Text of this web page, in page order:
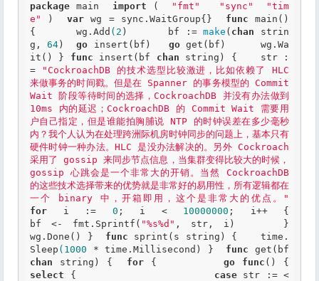
package main import "fmt" "sync"
"tim
e"
) var wg = sync.WaitGroup{} func main()
{ 	wg.Add (2 ) 	bf := make ( chan
strin
g , 64 ) go go get(bf) 	wg.Wa
it() } func insert(bf chan string ) { 	str :
=
"CockroachDB 的技术选型比较激进，比如依赖了 HLC
来做事务的时间戳。但是在 Spanner 的事务模型的 Commit
Wait 阶段等待时间的选择，CockroachDB 并没有办法做到
10ms 内的延迟；CockroachDB 的 Commit Wait 需要用
户自己指定，但是谁能拍胸脯说 NTP 的时钟误差在多少毫秒
内？我个人认为在处理跨洲际机房时钟同步的问题上，基本只有
硬件时钟一种办法。HLC 是没办法解决的。另外 Cockroach
采用了 gossip 来同步节点信息，当集群变得比较大的时候，
gossip 心跳会是一个非常大的开销。当然 CockroachDB
的这些技术选择带来的优势就是非常好的易用性，所有逻辑都在
一个 binary 中，开箱即用，这个是非常大的优点。"
for i := 0 ; i < 10000000 ; i++ {
bf <- fmt.Sprintf( "%s%d" , str, i) 	}
wg.Done() } func sprint(s string ) { 	time.
Sleep (1000 * time.Millisecond) } func
chan
string for go func
select
case str := <